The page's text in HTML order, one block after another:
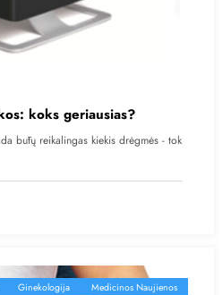
koks geriausias?
būtų reikalingas kiekis drėgmės - tok
Ginekologija
Medicinos Naujienos